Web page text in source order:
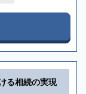
る相続の実現